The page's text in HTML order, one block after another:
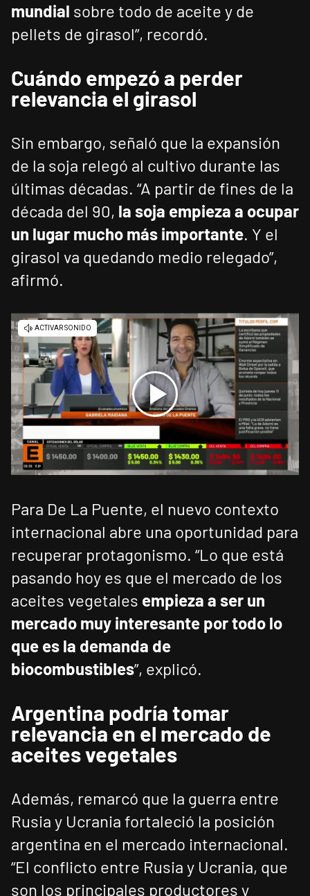
mundial sobre todo de aceite y de
pellets de girasol”, recordó.
Cuándo empezó a perder
relevancia el girasol
Sin embargo, señaló que la expansión
de la soja relegó al cultivo durante las
últimas décadas. “A partir de fines de la
década del 90, la soja empieza a ocupar
un lugar mucho más importante. Y el
girasol va quedando medio relegado”,
afirmó.
Para De La Puente, el nuevo contexto
internacional abre una oportunidad para
recuperar protagonismo. “Lo que está
pasando hoy es que el mercado de los
aceites vegetales empieza a ser un
mercado muy interesante por todo lo
que es la demanda de
biocombustibles”, explicó.
Argentina podría tomar
relevancia en el mercado de
aceites vegetales
Además, remarcó que la guerra entre
Rusia y Ucrania fortaleció la posición
argentina en el mercado internacional.
“El conflicto entre Rusia y Ucrania, que
son los principales productores y